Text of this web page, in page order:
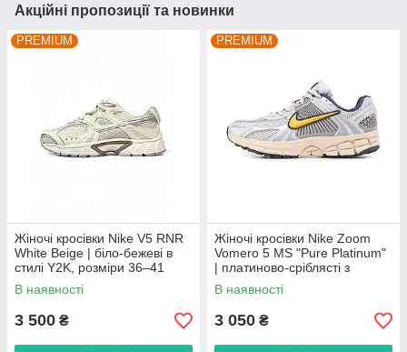
Акційні пропозиції та новинки
PREMIUM
Жіночі кросівки Nike V5 RNR
White Beige | біло-бежеві в
стилі Y2K, розміри 36–41
В наявності
3 500 ₴
PREMIUM
Жіночі кросівки Nike Zoom
Vomero 5 MS "Pure Platinum"
| платиново-сріблясті з
сіткою, розміри 36–42
В наявності
3 050 ₴